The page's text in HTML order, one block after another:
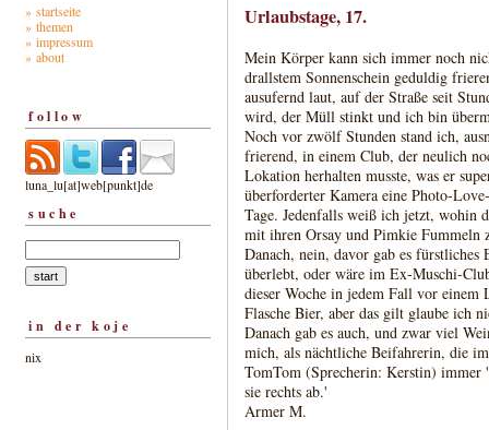
» startseite
» themen
» impressum
» about
follow
luna_lu[at]web[punkt]de
suche
in der koje
nix
Urlaubstage, 17.
Mein Körper kann sich immer noch
drallstem Sonnenschein geduldig
ausufernd laut, auf der Straße seit
wird, der Müll stinkt und ich bin
Noch vor zwölf Stunden stand ich,
frierend, in einem Club, der neulich
Lokation herhalten musste, was er
überforderter Kamera eine Photo-
Tage. Jedenfalls weiß ich jetzt, wohin
mit ihren Orsay und Pimkie Fummeln
Danach, nein, davor gab es
überlebt, oder wäre im Ex-Muschi-
dieser Woche in jedem Fall vor einem
Flasche Bier, aber das gilt glaube ich
Danach gab es auch, und zwar viel
mich, als nächtliche Beifahrerin, die
TomTom (Sprecherin: Kerstin) immer
sie rechts ab.'
Armer M.